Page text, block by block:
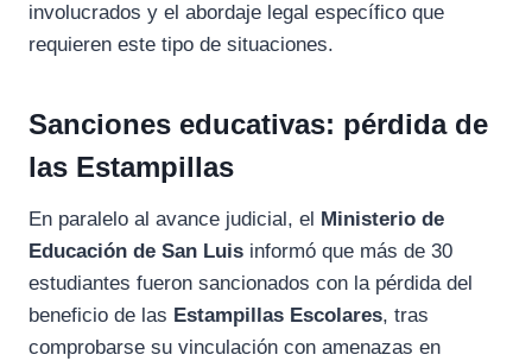
involucrados y el abordaje legal específico que
requieren este tipo de situaciones.
Sanciones educativas: pérdida de
las Estampillas
En paralelo al avance judicial, el Ministerio de
Educación de San Luis informó que más de 30
estudiantes fueron sancionados con la pérdida del
beneficio de las Estampillas Escolares, tras
comprobarse su vinculación con amenazas en